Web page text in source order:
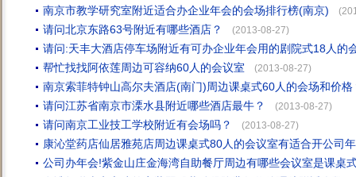
南京市教学研究室附近适合办企业年会的会场排行榜(南京)
请问北京东路63号附近有哪些酒店？ (2013-08-27)
请问:天丰大酒店停车场附近有可办企业年会用的剧院式18人的
帮忙找找阿依莲周边可容纳60人的会议室
(2013-08-27)
南京索菲特钟山高尔夫酒店(南门)周边课桌式60人的会场和价
请问江苏省南京市溧水县附近哪些酒店最牛？
(2013-08-27)
请问南京工业技工学校附近有会场吗？ (2013-08-27)
康沁堂药店仙居雅苑店周边课桌式80人的会议室有适合开公司
公司办年会!紫金山庄金海湾自助餐厅周边有哪些会议室是课桌